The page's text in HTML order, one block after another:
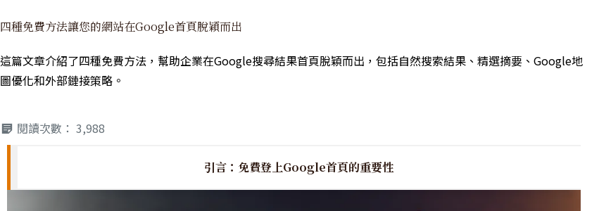
四種免費方法讓您的網站在Google首頁脫穎而出
這篇文章介紹了四種免費方法，幫助企業在Google搜尋結果首頁脫穎而出，包括自然搜索結果、精選摘要、Google地
圖優化和外部鏈接策略。
閱讀次數： 3,988
引言：免費登上Google首頁的重要性